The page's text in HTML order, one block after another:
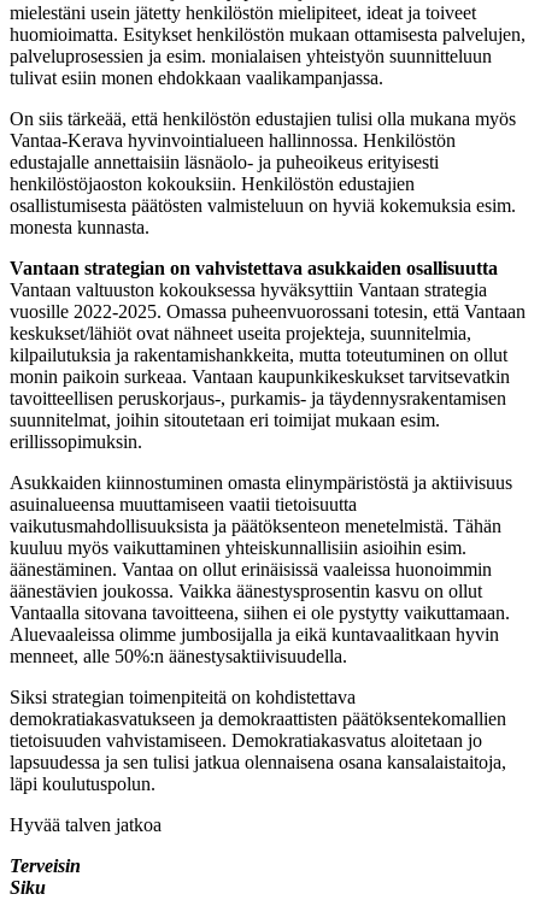
mielestäni usein jätetty henkilöstön mielipiteet, ideat ja toiveet
huomioimatta. Esitykset henkilöstön mukaan ottamisesta palvelujen,
palveluprosessien ja esim. monialaisen yhteistyön suunnitteluun
tulivat esiin monen ehdokkaan vaalikampanjassa.
On siis tärkeää, että henkilöstön edustajien tulisi olla mukana myös
Vantaa-Kerava hyvinvointialueen hallinnossa. Henkilöstön
edustajalle annettaisiin läsnäolo- ja puheoikeus erityisesti
henkilöstöjaoston kokouksiin. Henkilöstön edustajien
osallistumisesta päätösten valmisteluun on hyviä kokemuksia esim.
monesta kunnasta.
Vantaan strategian on vahvistettava asukkaiden osallisuutta
Vantaan valtuuston kokouksessa hyväksyttiin Vantaan strategia
vuosille 2022-2025. Omassa puheenvuorossani totesin, että Vantaan
keskukset/lähiöt ovat nähneet useita projekteja, suunnitelmia,
kilpailutuksia ja rakentamishankkeita, mutta toteutuminen on ollut
monin paikoin surkeaa. Vantaan kaupunkikeskukset tarvitsevatkin
tavoitteellisen peruskorjaus-, purkamis- ja täydennysrakentamisen
suunnitelmat, joihin sitoutetaan eri toimijat mukaan esim.
erillissopimuksin.
Asukkaiden kiinnostuminen omasta elinympäristöstä ja aktiivisuus
asuinalueensa muuttamiseen vaatii tietoisuutta
vaikutusmahdollisuuksista ja päätöksenteon menetelmistä. Tähän
kuuluu myös vaikuttaminen yhteiskunnallisiin asioihin esim.
äänestäminen. Vantaa on ollut erinäisissä vaaleissa huonoimmin
äänestävien joukossa. Vaikka äänestysprosentin kasvu on ollut
Vantaalla sitovana tavoitteena, siihen ei ole pystytty vaikuttamaan.
Aluevaaleissa olimme jumbosijalla ja eikä kuntavaalitkaan hyvin
menneet, alle 50%:n äänestysaktiivisuudella.
Siksi strategian toimenpiteitä on kohdistettava
demokratiakasvatukseen ja demokraattisten päätöksentekomallien
tietoisuuden vahvistamiseen. Demokratiakasvatus aloitetaan jo
lapsuudessa ja sen tulisi jatkua olennaisena osana kansalaistaitoja,
läpi koulutuspolun.
Hyvää talven jatkoa
Terveisin
Siku